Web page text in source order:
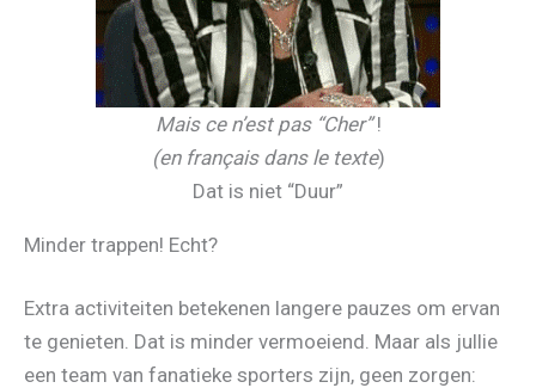
Mais ce n’est pas “Cher”!
(en français dans le texte)
Dat is niet “Duur”
Minder trappen! Echt?
Extra activiteiten betekenen langere pauzes om ervan
te genieten. Dat is minder vermoeiend. Maar als jullie
een team van fanatieke sporters zijn, geen zorgen: